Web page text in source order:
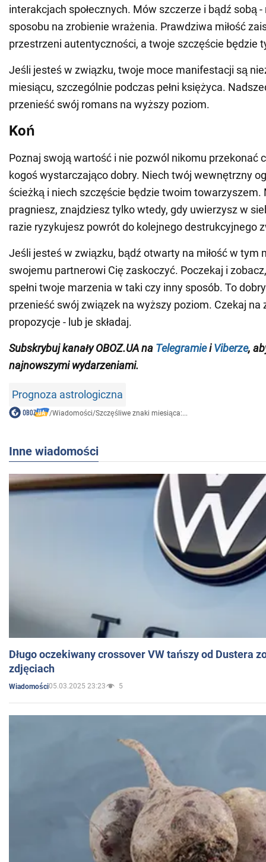
interakcjach społecznych. Mów szczerze i bądź sobą
sposobu na zrobienie wrażenia. Prawdziwa miłość
przestrzeni autentyczności, a twoje szczęście będzie
Jeśli jesteś w związku, twoje moce manifestacji są
miesiącu, szczególnie podczas pełni księżyca.
przenieść swój romans na wyższy poziom.
Koń
Poznaj swoją wartość i nie pozwól nikomu przekonać
kogoś wystarczająco dobry. Niech twój wewnętrzny
ścieżką i niech szczęście będzie twoim towarzyszem.
pragniesz, znajdziesz tylko wtedy, gdy uwierzysz w
razie ryzykujesz powrót do kolejnego destrukcyjnego
Jeśli jesteś w związku, bądź otwarty na miłość w tym
swojemu partnerowi Cię zaskoczyć. Poczekaj i
spełni twoje marzenia w taki czy inny sposób. To
przenieść swój związek na wyższy poziom. Czekaj na
propozycje - lub je składaj.
Subskrybuj kanały OBOZ.UA na TelegramieiViberze,
najnowszymi wydarzeniami.
Prognoza astrologiczna
/Wiadomości/Szczęśliwe znaki miesiąca:...
Inne wiadomości
Długo oczekiwany crossover VW tańszy od Dustera
zdjęciach
Wiadomości05.03.2025 23:23 5